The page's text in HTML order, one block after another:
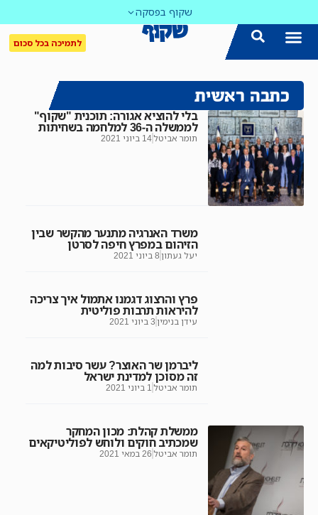
שקוף בפסקה
לתמיכה בכל סכום
כתבה ראשית
בלי להוציא אגורה: תוכנית "שקוף"
לממשלה ה-36 למלחמה בשחיתות
תומר אביטל14 ביוני 2021
משרד האנרגיה מתנער מהקשר שבין
הזיהום במפרץ חיפה לסרטן
יעל געתון 8 ביוני 2021
פרץ והרצוג דגמנו אתמול איך צריכה
להיראות תרבות פוליטית
עידן בנימין 3 ביוני 2021
ליברמן שר האוצר? עשר סיבות למה
זה מסוכן למדינת ישראל
תומר אביטל 1 ביוני 2021
ממשלת קהלת: מכון המחקר
שמכתיב חוקים ולוחש לפוליטיקאים
תומר אביטל 26 במאי 2021